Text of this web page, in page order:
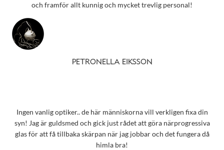
och framför allt kunnig och mycket trevlig personal!
PETRONELLA EIKSSON
Ingen vanlig optiker.. de här människorna vill verkligen fixa din
syn! Jag är guldsmed och gick just rådet att göra närprogressiva
glas för att få tillbaka skärpan när jag jobbar och det fungera då
himla bra!